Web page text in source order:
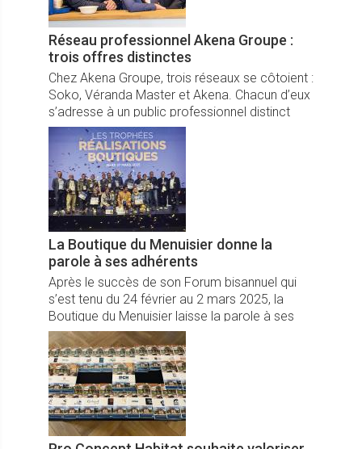
Réseau professionnel Akena Groupe :
trois offres distinctes
Chez Akena Groupe, trois réseaux se côtoient :
Soko, Véranda Master et Akena. Chacun d’eux
s’adresse à un public professionnel distinct
pour mieux servir le client final.
La Boutique du Menuisier donne la
parole à ses adhérents
Après le succès de son Forum bisannuel qui
s’est tenu du 24 février au 2 mars 2025, la
Boutique du Menuisier laisse la parole à ses
adhérents dans notre Tour de France des
Réseaux.